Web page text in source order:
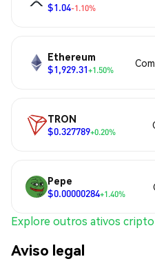
$1.04-1.10%
Ethereum
$1,929.31+1.50%
TRON
$0.327789+0.20%
Pepe
$0.00000284+1.40%
Explore outros ativos cripto
Aviso legal